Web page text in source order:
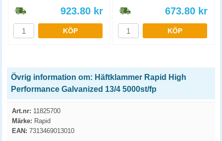
923.80 kr
KÖP
673.80 kr
KÖP
Övrig information om: Häftklammer Rapid High
Performance Galvanized 13/4 5000st/fp
Art.nr: 11825700
Märke: Rapid
EAN: 7313469013010